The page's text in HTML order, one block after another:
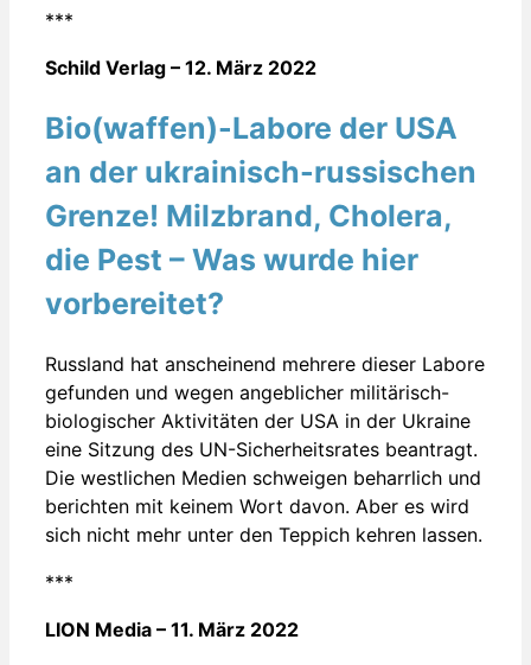
***
Schild Verlag – 12. März 2022
Bio(waffen)-Labore der USA
an der ukrainisch-russischen
Grenze! Milzbrand, Cholera,
die Pest – Was wurde hier
vorbereitet?
Russland hat anscheinend mehrere dieser Labore
gefunden und wegen angeblicher militärisch-
biologischer Aktivitäten der USA in der Ukraine
eine Sitzung des UN-Sicherheitsrates beantragt.
Die westlichen Medien schweigen beharrlich und
berichten mit keinem Wort davon. Aber es wird
sich nicht mehr unter den Teppich kehren lassen.
***
LION Media – 11. März 2022